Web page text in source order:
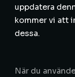
uppdatera
kommer vi att
dessa.
När du